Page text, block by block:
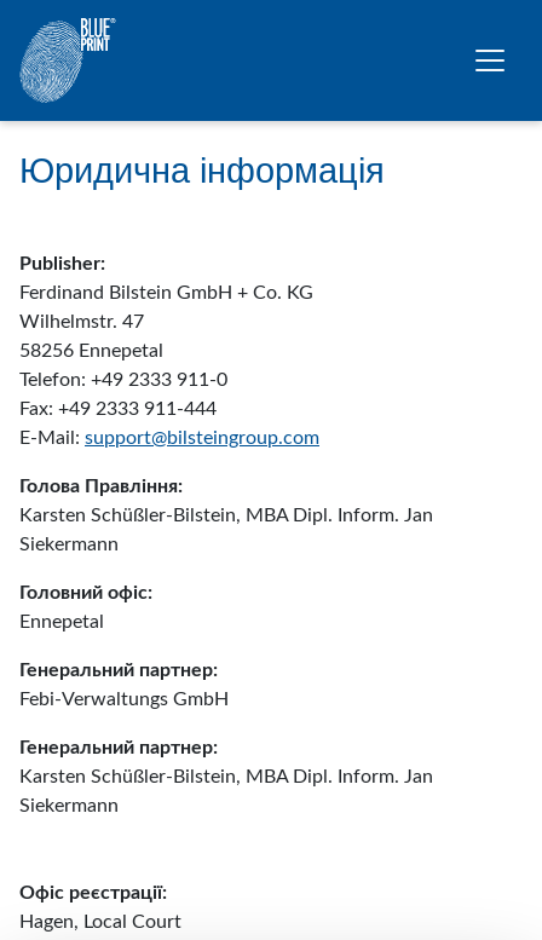
Юридична інформація
Publisher:
Ferdinand Bilstein GmbH + Co. KG
Wilhelmstr. 47
58256 Ennepetal
Telefon: +49 2333 911-0
Fax: +49 2333 911-444
E-Mail: support@bilsteingroup.com
Голова Правління:
Karsten Schüßler-Bilstein, MBA Dipl. Inform. Jan
Siekermann
Головний офіс:
Ennepetal
Генеральний партнер:
Febi-Verwaltungs GmbH
Генеральний партнер:
Karsten Schüßler-Bilstein, MBA Dipl. Inform. Jan
Siekermann
Офіс реєстрації:
Hagen, Local Court